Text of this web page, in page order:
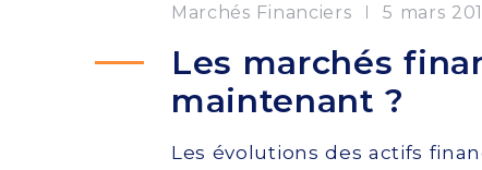
Marchés Financiers 5 mars
Les marchés
maintenant ?
Les évolutions des actifs